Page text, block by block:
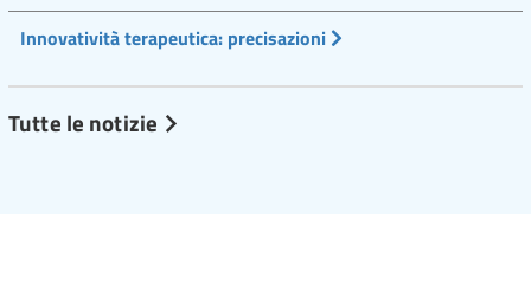
Innovatività terapeutica: precisazioni
Tutte le notizie